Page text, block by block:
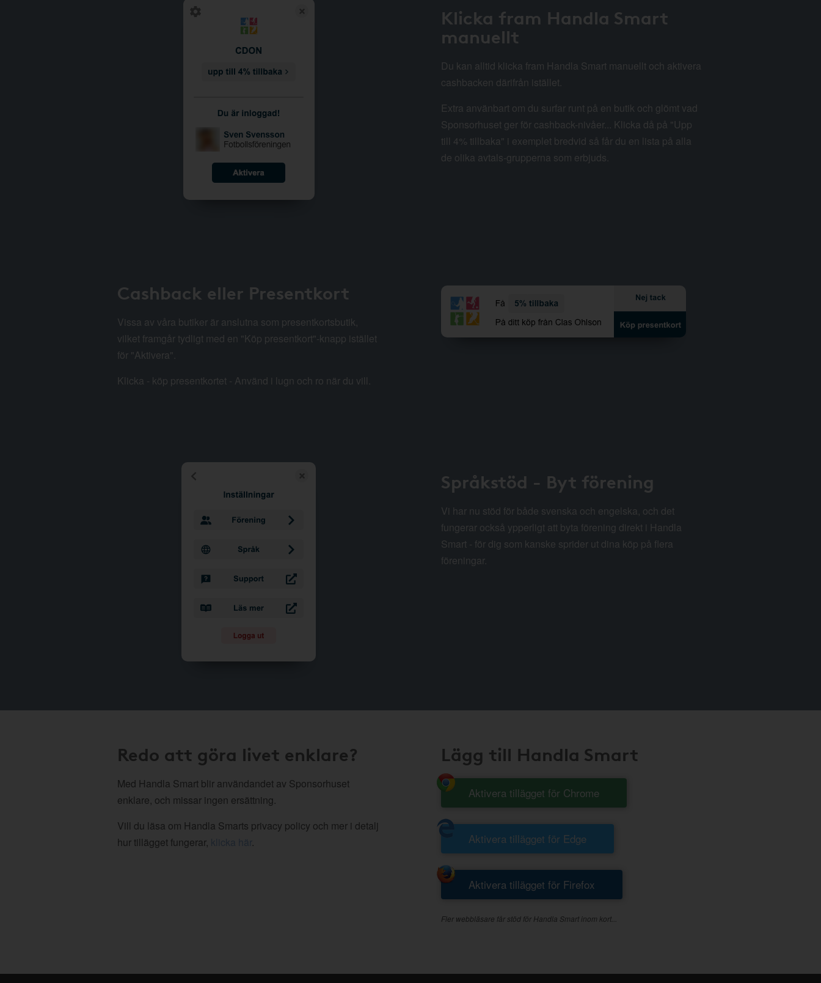
Klicka fram Handla Smart
manuellt
Du kan alltid klicka fram Handla Smart manuellt och aktivera
cashbacken därifrån istället.
Extra använbart om du surfar runt på en butik och glömt vad
Sponsorhuset ger för cashback-nivåer... Klicka då på "Upp
till 4% tillbaka" i exemplet bredvid så får du en lista på alla
de olika avtals-grupperna som erbjuds.
Cashback eller Presentkort
Vissa av våra butiker är anslutna som presentkortsbutik,
vilket framgår tydligt med en "Köp presentkort"-knapp istället
för "Aktivera".
Klicka - köp presentkortet - Använd i lugn och ro när du vill.
Språkstöd - Byt förening
Vi har nu stöd för både svenska och engelska, och det
fungerar också ypperligt att byta förening direkt i Handla
Smart - för dig som kanske sprider ut dina köp på flera
föreningar.
Redo att göra livet enklare?
Med Handla Smart blir användandet av Sponsorhuset
enklare, och missar ingen ersättning.
Vill du läsa om Handla Smarts privacy policy och mer i detalj
hur tillägget fungerar,
.
Lägg till Handla Smart
Aktivera tillägget för Chrome
Aktivera tillägget för Edge
Aktivera tillägget för Firefox
Fler webbläsare får stöd för Handla Smart inom kort...